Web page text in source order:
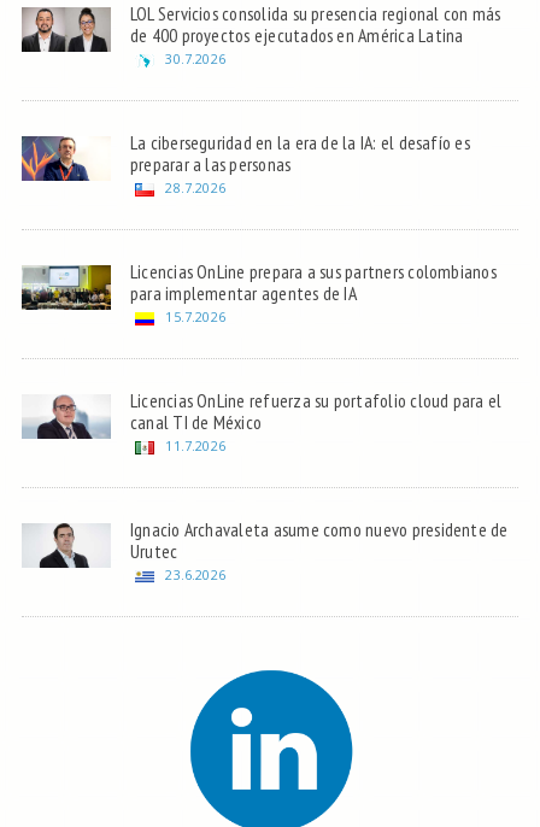
LOL Servicios consolida su presencia regional con más
de 400 proyectos ejecutados en América Latina
30.7.2026
La ciberseguridad en la era de la IA: el desafío es
preparar a las personas
28.7.2026
Licencias OnLine prepara a sus partners colombianos
para implementar agentes de IA
15.7.2026
Licencias OnLine refuerza su portafolio cloud para el
canal TI de México
11.7.2026
Ignacio Archavaleta asume como nuevo presidente de
Urutec
23.6.2026